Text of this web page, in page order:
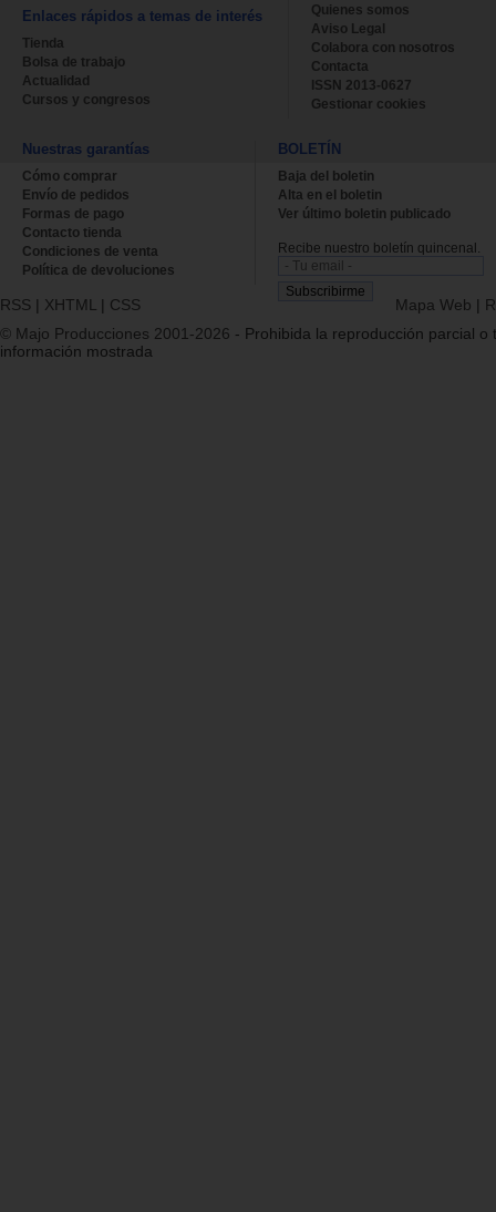
Enlaces rápidos a temas de interés
Tienda
Bolsa de trabajo
Actualidad
Cursos y congresos
Quienes somos
Aviso Legal
Colabora con nosotros
Contacta
ISSN 2013-0627
Gestionar cookies
Nuestras garantías
Cómo comprar
Envío de pedidos
Formas de pago
Contacto tienda
Condiciones de venta
Política de devoluciones
BOLETÍN
Baja del boletin
Alta en el boletin
Ver último boletin publicado
Recibe nuestro boletín quincenal.
RSS | XHTML | CSS Mapa Web |
© Majo Producciones 2001-2026 - Prohibida la reproducción parcial o
información mostrada